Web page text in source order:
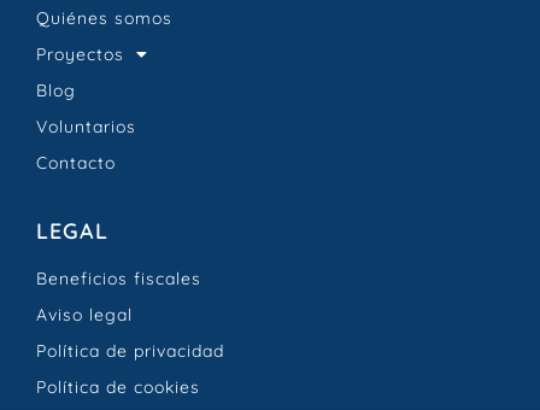
Quiénes somos
Proyectos
Blog
Voluntarios
Contacto
LEGAL
Beneficios fiscales
Aviso legal
Política de privacidad
Política de cookies